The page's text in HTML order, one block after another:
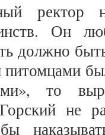
Он
должно
то
не